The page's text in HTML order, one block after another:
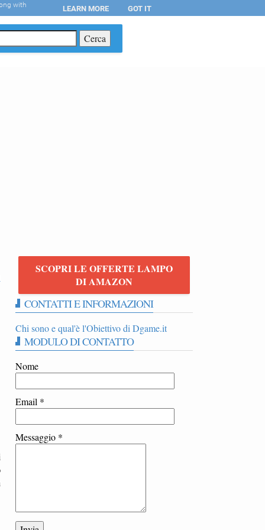
SCOPRI LE OFFERTE LAMPO
DI AMAZON
CONTATTI E INFORMAZIONI
Chi sono e qual'è l'Obiettivo di Dgame.it
MODULO DI CONTATTO
Nome
Email *
Messaggio *
with LEARN MORE GOT IT